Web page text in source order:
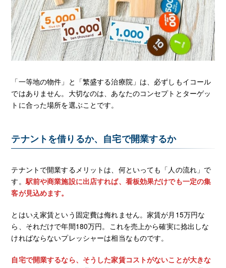
「一等地の物件」と「繁盛する治療院」は、必ずしもイコール
ではありません。大切なのは、あなたのコンセプトとターゲッ
トに合った場所を選ぶことです。
テナントを借りるか、自宅で開業するか
テナントで開業するメリットは、何といっても「人の流れ」で
す。 駅前や商業施設に出店すれば、看板効果だけでも一定の集
客が見込めます。
とはいえ家賃という固定費は侮れません。家賃が月15万円な
ら、それだけで年間180万円。これを売上から確実に捻出しな
ければならないプレッシャーは相当なものです。
自宅で開業するなら、そうした家賃コストがないことが大きな